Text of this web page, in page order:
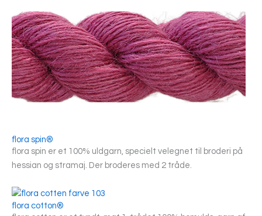
flora spin®
flora spin er et 100% uldgarn, specielt velegnet til broderi på
hessian og stramaj. Der broderes med 2 tråde.
flora cotton®